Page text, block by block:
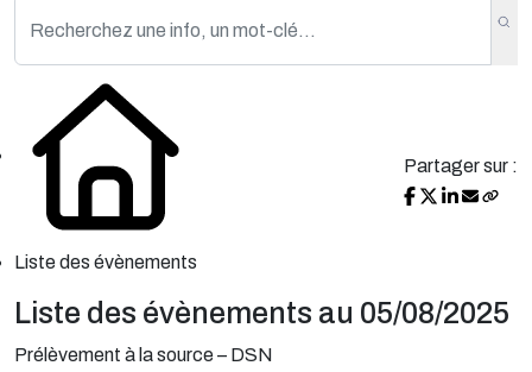
Liste des évènements
Partager sur :
Liste des évènements au 05/08/2025
Prélèvement à la source – DSN